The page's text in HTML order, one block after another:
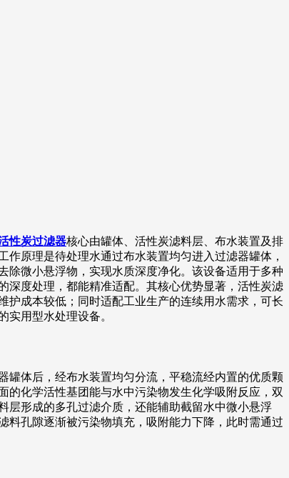
性炭过滤器核心由罐体、活性炭滤料层、布水装置及排
原理是待处理水通过布水装置均匀进入过滤器罐体，
除微小悬浮物，实现水质深度净化。该设备适用于多种
深度处理，都能精准适配。其核心优势显著，活性炭滤
护成本较低；同时适配工业生产的连续用水需求，可长
用型水处理设备。
罐体后，经布水装置均匀分流，平稳流经内置的优质颗
化学活性基团能与水中污染物发生化学吸附反应，双
层形成的多孔过滤介质，还能辅助截留水中微小悬浮
料孔隙逐渐被污染物填充，吸附能力下降，此时需通过